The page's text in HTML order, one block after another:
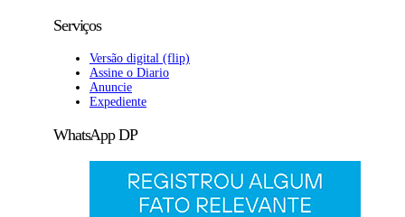
Serviços
Versão digital (flip)
Assine o Diario
Anuncie
Expediente
WhatsApp DP